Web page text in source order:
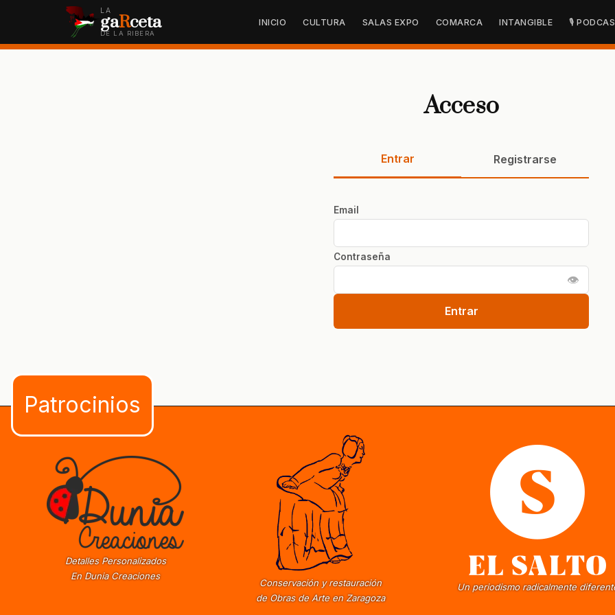
LA
gaRceta
DE LA RIBERA
INICIO CULTURA SALAS EXPO COMARCA INTANGIBLE 🎙
Acceso
Entrar Registrarse
Email
Contraseña
👁
Entrar
Detalles Personalizados
En Dunia Creaciones
Conservación y restauración
de Obras de Arte en Zaragoza
Un periodismo radicalmente